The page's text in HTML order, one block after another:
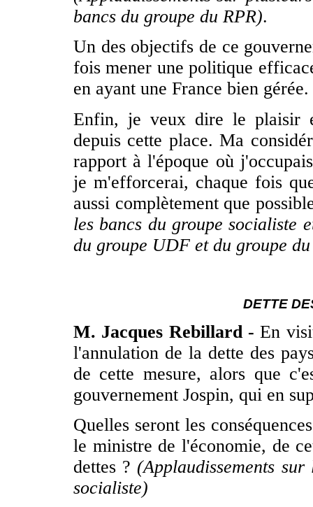
bancs du groupe du RPR).
Un des objectifs de ce
fois mener une politique
en ayant une France bien gérée.
Enfin, je veux dire le plaisir
depuis cette place. Ma
rapport à l'époque où
je m'efforcerai, chaque fois
aussi complètement que
les bancs du groupe socialiste
du groupe UDF et du groupe
DETTE
M. Jacques Rebillard - En
l'annulation de la dette des
de cette mesure, alors que
gouvernement Jospin, qui en
Quelles seront les
le ministre de l'économie, de
dettes ? (Applaudissements
socialiste)